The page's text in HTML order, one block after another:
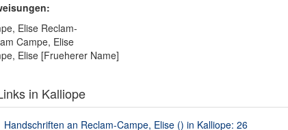
Elise Reclam-
Campe, Elise
Elise [Frueherer Name]
in Kalliope
Handschriften an Reclam-Campe, Elise () in Kalliope: 26